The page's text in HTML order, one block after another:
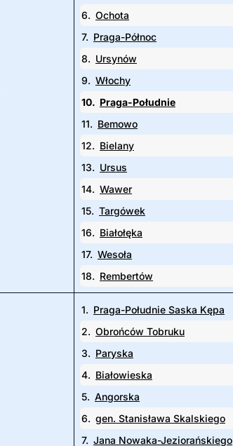
6. Ochota
7. Praga-Północ
8. Ursynów
9. Włochy
10. Praga-Południe
11. Bemowo
12. Bielany
13. Ursus
14. Wawer
15. Targówek
16. Białołęka
17. Wesoła
18. Rembertów
1. Praga-Południe Saska Kępa
2. Obrońców Tobruku
3. Paryska
4. Białowieska
5. Angorska
6. gen. Stanisława Skalskiego
7. Jana Nowaka-Jeziorańskiego